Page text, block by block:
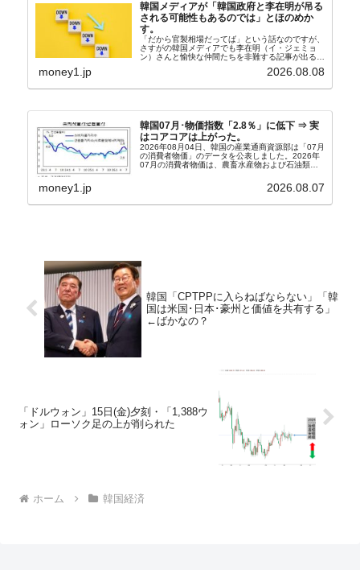
韓国メディアが「韓国政府と李在明が吊る
される可能性もあるのでは」とほのめか
す。
「だから官製相場だってば」という話なのですが、
さすがの韓国メディアでも李在明（イ・ジェミョ
ン）さんと愉快な仲間たちを非難する記事が出るよ
『朝鮮日報』に面白い記事が出ています。「東西南
money1.jp 2026.08.08
韓国07月･物価指数「2.8％」に低下 ⇒ 実
はコアコアは上がった。
2026年08月04日、韓国の産業通商資源部は「07月
の消費者物価」のデータを公表しました。2026年
07月の消費者物価は、農畜水産物および石油類の
2.8％上昇（06月は3.2％）となり、上昇率は前...
money1.jp 2026.08.07
韓国「CPTPPに入らねばならない」「韓
国は米国･日本･豪州と価値を共有する」
←ばかなの？
「ドルウォン」15日(金)夕刻・「1,388ウ
ォン」ローソク足の上が削られた
ホーム 韓国経済